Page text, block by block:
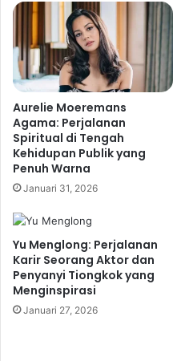
Aurelie Moeremans
Agama: Perjalanan
Spiritual di Tengah
Kehidupan Publik yang
Penuh Warna
Januari 31, 2026
Yu Menglong: Perjalanan
Karir Seorang Aktor dan
Penyanyi Tiongkok yang
Menginspirasi
Januari 27, 2026